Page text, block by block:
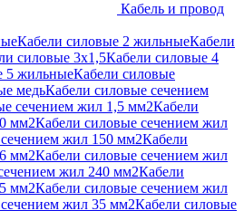
Кабель и провод
Кабели силовые 2 жильныеКабели
силовые 3х1,5Кабели силовые 4
5 жильныеКабели силовые
медьКабели силовые сечением
сечением жил 1,5 мм2Кабели
мм2Кабели силовые сечением жил
жил 150 мм2Кабели
мм2Кабели силовые сечением жил
жил 240 мм2Кабели
мм2Кабели силовые сечением жил
жил 35 мм2Кабели силовые